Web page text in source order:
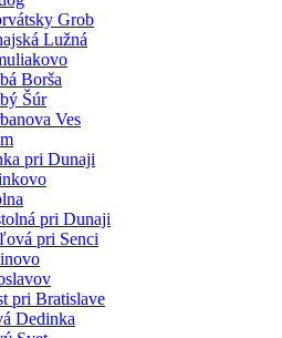
Grob
Lužná
Borša
Šúr
Ves
pri Dunaji
pri Dunaji
pri Senci
pri Bratislave
Dedinka